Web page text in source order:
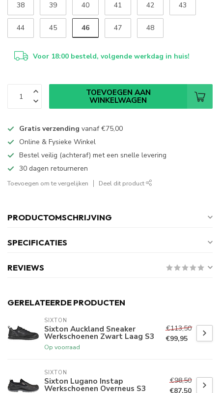
38 39 40 41 42 43
44 45 46 47 48
Voor 18:00 besteld, volgende werkdag in huis!
TOEVOEGEN AAN
WINKELWAGEN
Gratis verzending vanaf€75,00
Online & Fysieke Winkel
Bestel veilig (achteraf) met een snelle levering
30 dagen retourneren
Toevoegen om te vergelijken Deel dit product
PRODUCTOMSCHRIJVING
SPECIFICATIES
REVIEWS
GERELATEERDE PRODUCTEN
SIXTON
Sixton Auckland Sneaker
Werkschoenen Zwart Laag S3
Op voorraad
€113,50
€99,95
SIXTON
Sixton Lugano Instap
Werkschoenen Overneus S3
€98,50
€87,50